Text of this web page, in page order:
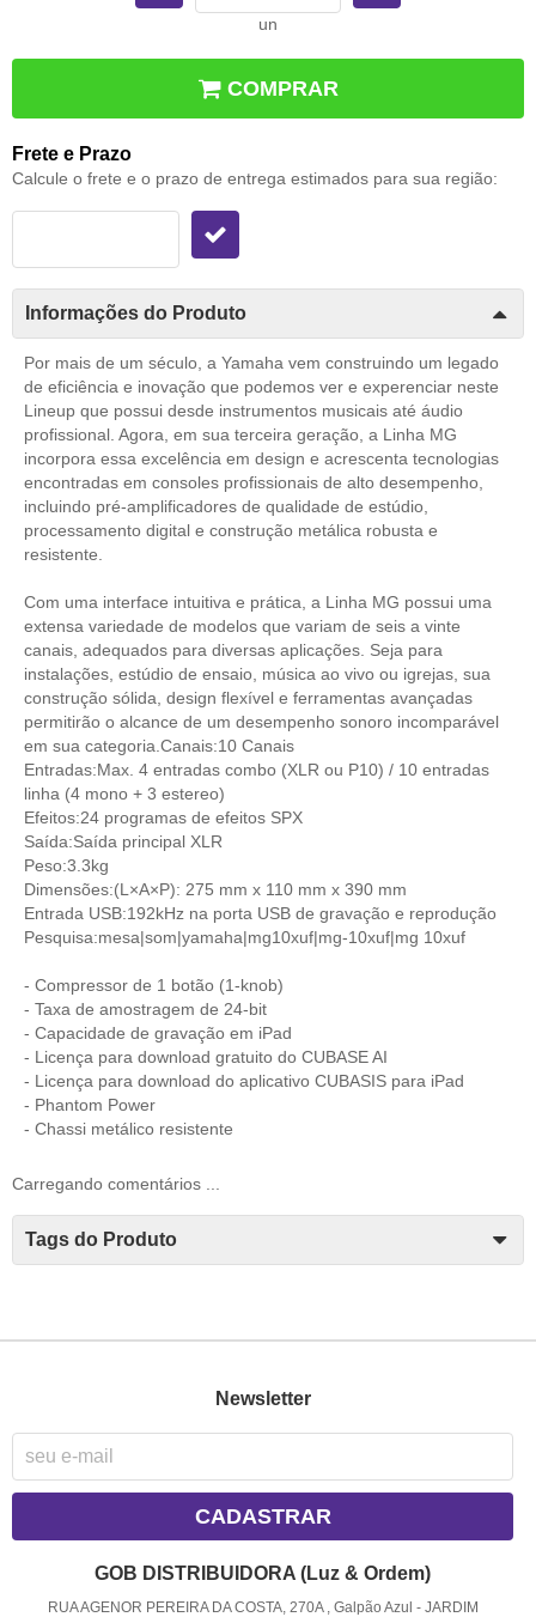
un
COMPRAR
Frete e Prazo
Calcule o frete e o prazo de entrega estimados para sua região:
Informações do Produto
Por mais de um século, a Yamaha vem construindo um legado
de eficiência e inovação que podemos ver e experenciar neste
Lineup que possui desde instrumentos musicais até áudio
profissional. Agora, em sua terceira geração, a Linha MG
incorpora essa excelência em design e acrescenta tecnologias
encontradas em consoles profissionais de alto desempenho,
incluindo pré-amplificadores de qualidade de estúdio,
processamento digital e construção metálica robusta e
resistente.
Com uma interface intuitiva e prática, a Linha MG possui uma
extensa variedade de modelos que variam de seis a vinte
canais, adequados para diversas aplicações. Seja para
instalações, estúdio de ensaio, música ao vivo ou igrejas, sua
construção sólida, design flexível e ferramentas avançadas
permitirão o alcance de um desempenho sonoro incomparável
em sua categoria.Canais:10 Canais
Entradas:Max. 4 entradas combo (XLR ou P10) / 10 entradas
linha (4 mono + 3 estereo)
Efeitos:24 programas de efeitos SPX
Saída:Saída principal XLR
Peso:3.3kg
Dimensões:(L×A×P): 275 mm x 110 mm x 390 mm
Entrada USB:192kHz na porta USB de gravação e reprodução
Pesquisa:mesa|som|yamaha|mg10xuf|mg-10xuf|mg 10xuf
- Compressor de 1 botão (1-knob)
- Taxa de amostragem de 24-bit
- Capacidade de gravação em iPad
- Licença para download gratuito do CUBASE AI
- Licença para download do aplicativo CUBASIS para iPad
- Phantom Power
- Chassi metálico resistente
Carregando comentários ...
Tags do Produto
Newsletter
CADASTRAR
GOB DISTRIBUIDORA (Luz & Ordem)
RUA AGENOR PEREIRA DA COSTA, 270A , Galpão Azul - JARDIM